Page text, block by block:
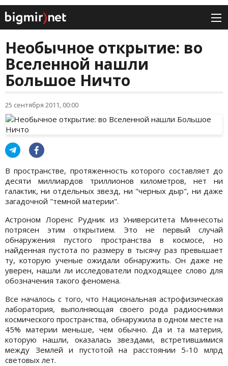
Необычное открытие: во
Вселенной нашли
Большое Ничто
25 сентября 2011, 00:00
В пространстве, протяженность которого составляет до
десяти миллиардов триллионов километров, нет ни
галактик, ни отдельных звезд, ни "черных дыр", ни даже
загадочной "темной материи".
Астроном Лоренс Рудник из Университета Миннесоты
потрясен этим открытием. Это не первый случай
обнаружения пустого пространства в космосе, но
найденная пустота по размеру в тысячу раз превышает
ту, которую ученые ожидали обнаружить. Он даже не
уверен, нашли ли исследователи подходящее слово для
обозначения такого феномена.
Все началось с того, что Национальная астрофизическая
лаборатория, выполняющая своего рода радиоснимки
космического пространства, обнаружила в одном месте на
45% материи меньше, чем обычно. Да и та материя,
которую нашли, оказалась звездами, встретившимися
между Землей и пустотой на расстоянии 5-10 млрд
световых лет.